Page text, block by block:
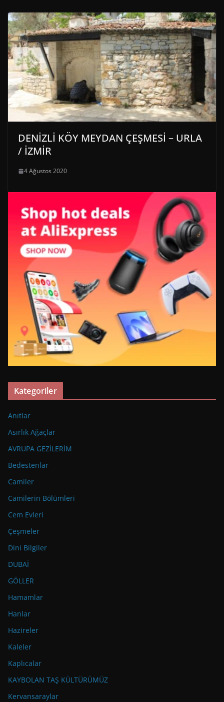
DENİZLİ KÖY MEYDAN ÇEŞMESİ – URLA
/ İZMİR
4 Ağustos 2020
Kategoriler
Anıtlar
Asırlık Ağaçlar
AVRUPA GEZİLERİM
Bedestenlar
Camiler
Camilerin Bölümleri
Cem Evleri
Çeşmeler
Dini Bilgiler
DUBAİ
GÖLLER
Hamamlar
Hanlar
Hazireler
Kaleler
Kaplıcalar
KAYBOLAN TAŞ KÜLTÜRÜMÜZ
Kervansaraylar